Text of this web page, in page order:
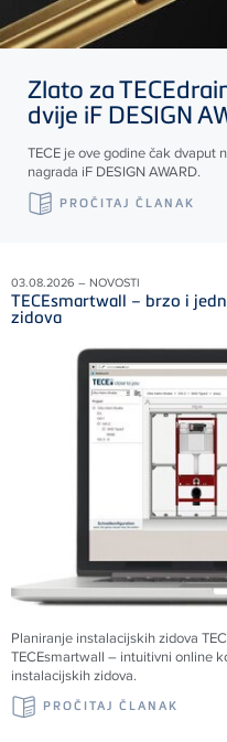
Zlato zaTECE
dvije iF DESIGN
TECE je ove godine čak dvaput
nagrada iF DESIGN AWARD.
PROČITAJ ČLANAK
03.08.2026 – NOVOSTI
TECEsmartwall – brzo i
zidova
Planiranje instalacijskih zidova
TECEsmartwall – intuitivni online
instalacijskih zidova.
PROČITAJ ČLANAK